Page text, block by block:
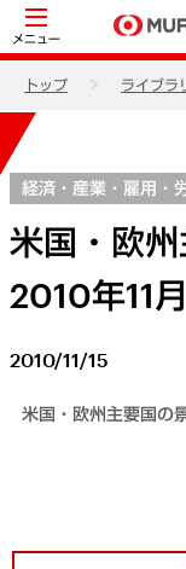
メニュー
トップ ライブラ
経済・産業・雇用・
米国・欧
2010年11
2010/11/15
米国・欧州主要国の